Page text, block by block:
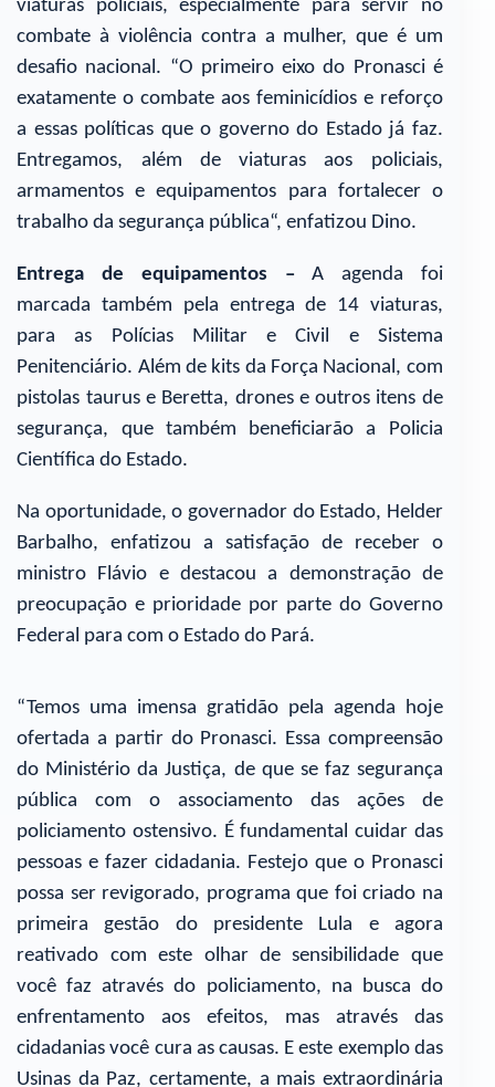
viaturas policiais, especialmente para servir no
combate à violência contra a mulher, que é um
desafio nacional. “O primeiro eixo do Pronasci é
exatamente o combate aos feminicídios e reforço
a essas políticas que o governo do Estado já faz.
Entregamos, além de viaturas aos policiais,
armamentos e equipamentos para fortalecer o
trabalho da segurança pública“, enfatizou Dino.
Entrega de equipamentos –A agenda foi
marcada também pela entrega de 14 viaturas,
para as Polícias Militar e Civil e Sistema
Penitenciário. Além de kits da Força Nacional, com
pistolas taurus e Beretta, drones e outros itens de
segurança, que também beneficiarão a Policia
Científica do Estado.
Na oportunidade, o governador do Estado, Helder
Barbalho, enfatizou a satisfação de receber o
ministro Flávio e destacou a demonstração de
preocupação e prioridade por parte do Governo
Federal para com o Estado do Pará.
“Temos uma imensa gratidão pela agenda hoje
ofertada a partir do Pronasci. Essa compreensão
do Ministério da Justiça, de que se faz segurança
pública com o associamento das ações de
policiamento ostensivo. É fundamental cuidar das
pessoas e fazer cidadania. Festejo que o Pronasci
possa ser revigorado, programa que foi criado na
primeira gestão do presidente Lula e agora
reativado com este olhar de sensibilidade que
você faz através do policiamento, na busca do
enfrentamento aos efeitos, mas através das
cidadanias você cura as causas. E este exemplo das
Usinas da Paz, certamente, a mais extraordinária